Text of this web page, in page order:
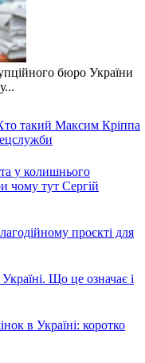
бюро України
такий Максим Кріппа
у колишнього
чому тут Сергій
проєкті для
Що це означає і
в Україні: коротко